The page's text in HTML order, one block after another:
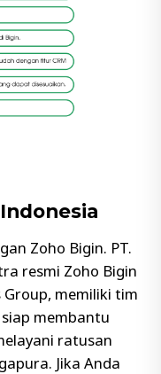
Zoho Bigin. PT.
resmi Zoho Bigin
memiliki tim
membantu
ratusan
Jika Anda